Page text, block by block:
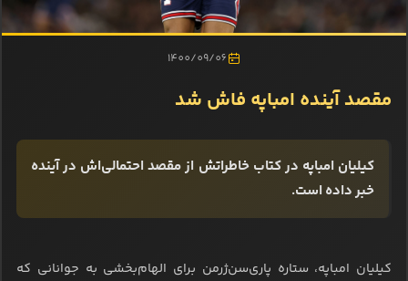
1400/09/06
مقصد آینده امباپه فاش شد
کیلیان امباپه در کتاب خاطراتش از مقصد احتمالی‌اش در آینده
خبر داده است.
کیلیان امباپه، ستاره پاری‌سن‌ژرمن برای الهام‌بخشی به جوانانی که